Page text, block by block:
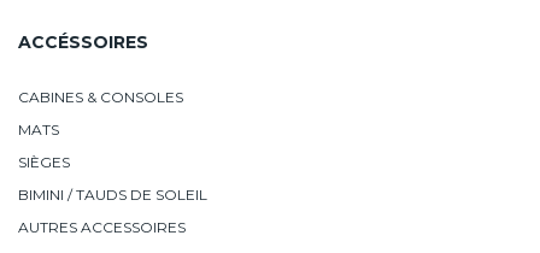
ACCÉSSOIRES
CABINES & CONSOLES
MATS
SIÈGES
BIMINI / TAUDS DE SOLEIL
AUTRES ACCESSOIRES